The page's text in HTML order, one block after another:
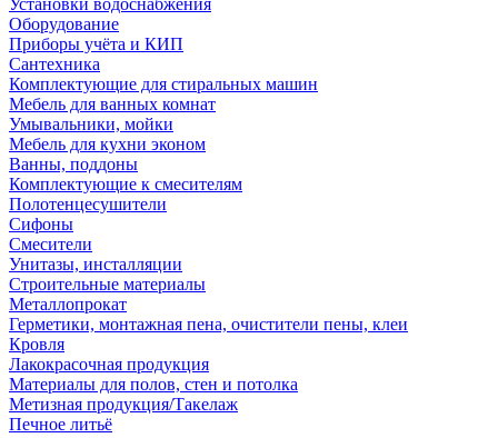
Установки водоснабжения
Оборудование
Приборы учёта и КИП
Сантехника
Комплектующие для стиральных машин
Мебель для ванных комнат
Умывальники, мойки
Мебель для кухни эконом
Ванны, поддоны
Комплектующие к смесителям
Полотенцесушители
Сифоны
Смесители
Унитазы, инсталляции
Строительные материалы
Металлопрокат
Герметики, монтажная пена, очистители пены, клеи
Кровля
Лакокрасочная продукция
Материалы для полов, стен и потолка
Метизная продукция/Такелаж
Печное литьё